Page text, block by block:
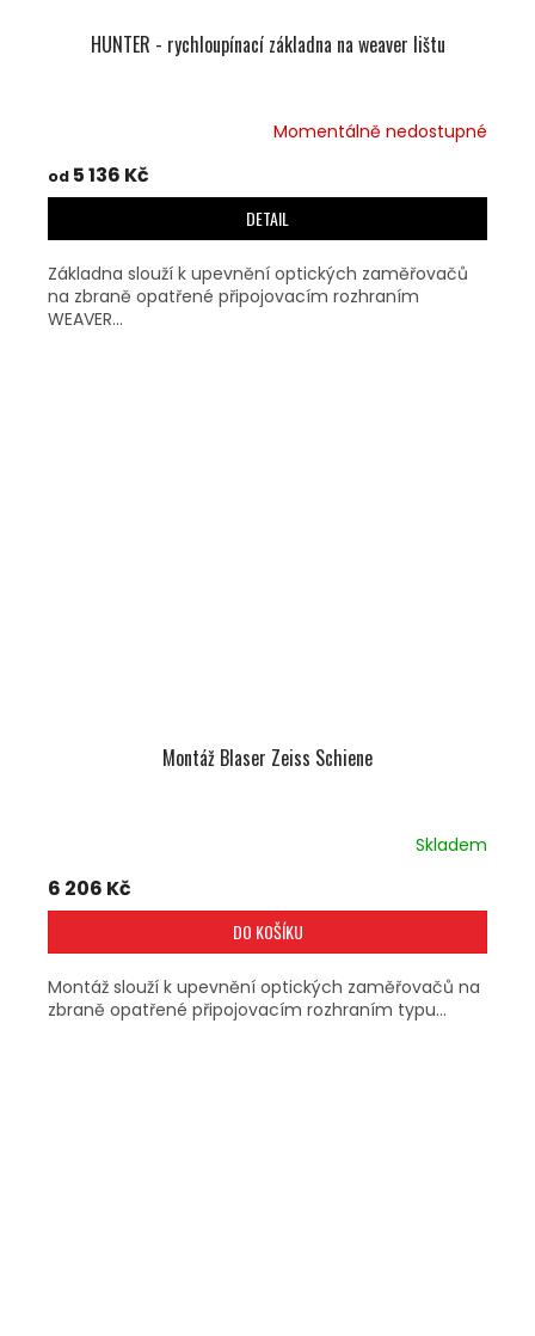
HUNTER - rychloupínací základna na weaver lištu
Momentálně nedostupné
od 5 136 Kč
DETAIL
Základna slouží k upevnění optických zaměřovačů
na zbraně opatřené připojovacím rozhraním
WEAVER...
Montáž Blaser Zeiss Schiene
Skladem
6 206 Kč
DO KOŠÍKU
Montáž slouží k upevnění optických zaměřovačů na
zbraně opatřené připojovacím rozhraním typu...